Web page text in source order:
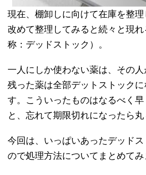
現在、棚卸しに向けて在庫を整理
改めて整理してみると続々と現
称：デッドストック）。
一人にしか使わない薬は、その
残った薬は全部デットストックに
す。こういったものはなるべく
と、忘れて期限切れになったら丸
今回は、いっぱいあったデッド
ので処理方法についてまとめてみ